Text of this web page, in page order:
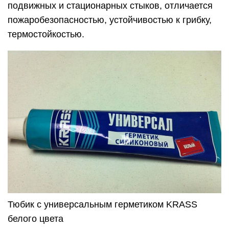
подвижных и стационарных стыков, отличается
пожаробезопасностью, устойчивостью к грибку,
термостойкостью.
Тюбик с универсальным герметиком KRASS
белого цвета